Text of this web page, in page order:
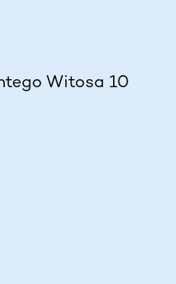
Witosa 10